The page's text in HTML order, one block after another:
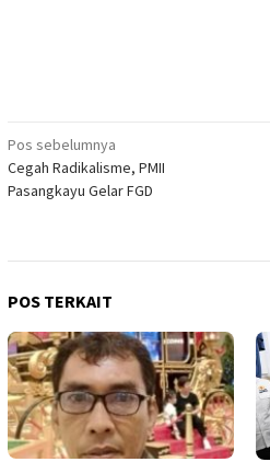
Navigasi
pos
Pos sebelumnya
Cegah Radikalisme, PMII
Pasangkayu Gelar FGD
POS TERKAIT